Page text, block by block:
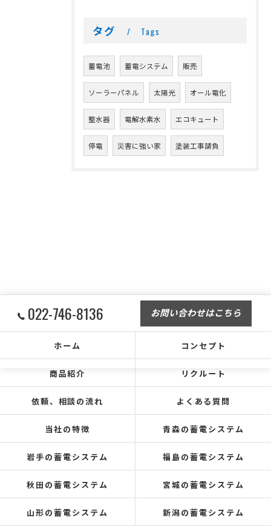
タグ Tags
蓄電池 蓄電システム 販売
ソーラーパネル 太陽光 オール電化
整水器 電解水素水 エコキュート
停電 災害に強い家 塗装工事請負
022-746-8136 お問い合わせはこちら
ホーム コンセプト
商品紹介 リクルート
依頼、相談の流れ よくある質問
当社の特徴 青森の蓄電システム
岩手の蓄電システム 福島の蓄電システム
秋田の蓄電システム 宮城の蓄電システム
山形の蓄電システム 新潟の蓄電システム